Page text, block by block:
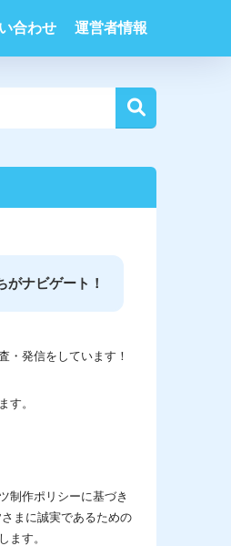
合わせ 運営者情報
がナビゲート！
・発信をしています！
す。
制作ポリシーに基づき
まに誠実であるための
ます。